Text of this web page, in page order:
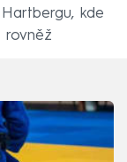
kde
rovněž